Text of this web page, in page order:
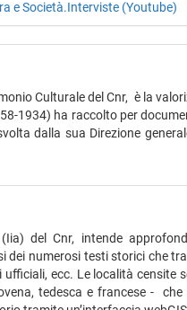
e Società.Interviste (Youtube)
Culturale del Cnr, è la
1934) ha raccolto per
dalla sua Direzione
del Cnr, intende
dei numerosi testi storici che
ecc. Le località censite
tedesca e francese -